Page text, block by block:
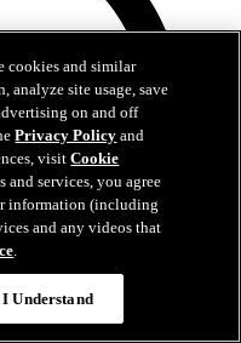
cookies and similar
analyze site usage, save
on and off
Privacy Policy and
visitCookie
and services, you agree
information (including
and any videos that
.
I Understand